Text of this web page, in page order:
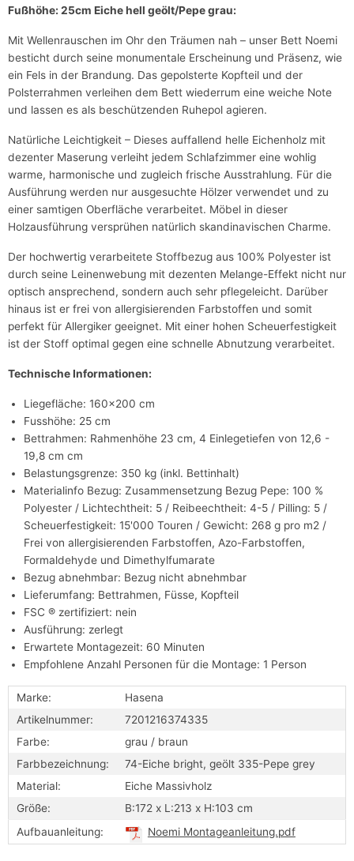
Fußhöhe: 25cm Eiche hell geölt/Pepe grau:
Mit Wellenrauschen im Ohr den Träumen nah – unser Bett Noemi
besticht durch seine monumentale Erscheinung und Präsenz, wie
ein Fels in der Brandung. Das gepolsterte Kopfteil und der
Polsterrahmen verleihen dem Bett wiederrum eine weiche Note
und lassen es als beschützenden Ruhepol agieren.
Natürliche Leichtigkeit – Dieses auffallend helle Eichenholz mit
dezenter Maserung verleiht jedem Schlafzimmer eine wohlig
warme, harmonische und zugleich frische Ausstrahlung. Für die
Ausführung werden nur ausgesuchte Hölzer verwendet und zu
einer samtigen Oberfläche verarbeitet. Möbel in dieser
Holzausführung versprühen natürlich skandinavischen Charme.
Der hochwertig verarbeitete Stoffbezug aus 100% Polyester ist
durch seine Leinenwebung mit dezenten Melange-Effekt nicht nur
optisch ansprechend, sondern auch sehr pflegeleicht. Darüber
hinaus ist er frei von allergisierenden Farbstoffen und somit
perfekt für Allergiker geeignet. Mit einer hohen Scheuerfestigkeit
ist der Stoff optimal gegen eine schnelle Abnutzung verarbeitet.
Technische Informationen:
Liegefläche: 160x200 cm
Fusshöhe: 25 cm
Bettrahmen: Rahmenhöhe 23 cm, 4 Einlegetiefen von 12,6 -
19,8 cm cm
Belastungsgrenze: 350 kg (inkl. Bettinhalt)
Materialinfo Bezug: Zusammensetzung Bezug Pepe: 100 %
Polyester / Lichtechtheit: 5 / Reibeechtheit: 4-5 / Pilling: 5 /
Scheuerfestigkeit: 15'000 Touren / Gewicht: 268 g pro m2 /
Frei von allergisierenden Farbstoffen, Azo-Farbstoffen,
Formaldehyde und Dimethylfumarate
Bezug abnehmbar: Bezug nicht abnehmbar
Lieferumfang: Bettrahmen, Füsse, Kopfteil
FSC ® zertifiziert: nein
Ausführung: zerlegt
Erwartete Montagezeit: 60 Minuten
Empfohlene Anzahl Personen für die Montage: 1 Person
Marke:
Hasena
Artikelnummer:
7201216374335
Farbe:
grau / braun
Farbbezeichnung:
74-Eiche bright, geölt 335-Pepe grey
Material:
Eiche Massivholz
Größe:
B:172 x L:213 x H:103 cm
Aufbauanleitung:
Noemi Montageanleitung.pdf